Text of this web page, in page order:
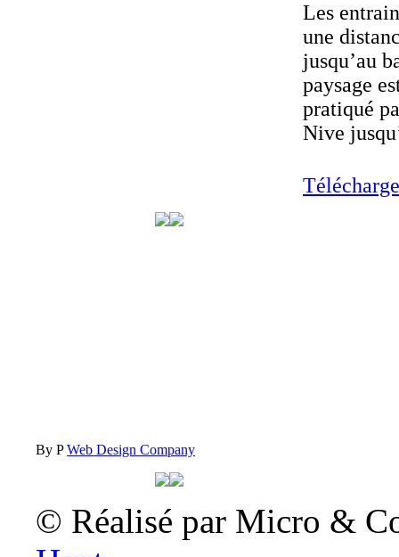
Les
une
jusqu’au
paysage
pratiqué
Nive
By PWeb Design Company
© Réalisé par Micro &